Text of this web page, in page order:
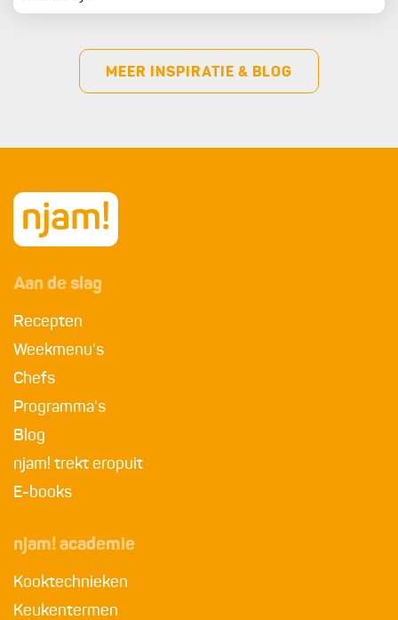
MEER INSPIRATIE & BLOG
Aan de slag
Recepten
Weekmenu's
Chefs
Programma's
Blog
njam! trekt eropuit
E-books
njam! academie
Kooktechnieken
Keukentermen